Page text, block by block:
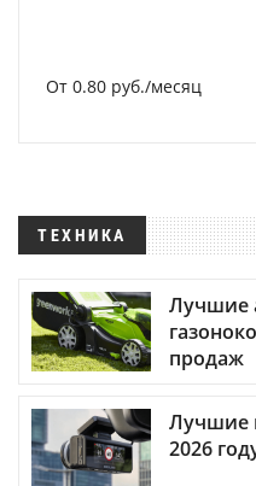
От 0.80 руб./месяц
ТЕХНИКА
Лучшие
продаж
Лучшие
2026